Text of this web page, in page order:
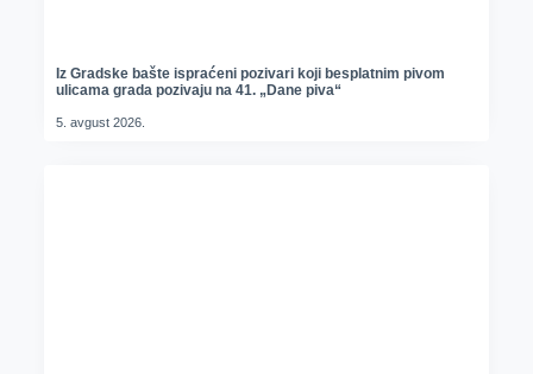
Iz Gradske bašte ispraćeni pozivari koji besplatnim pivom
ulicama grada pozivaju na 41. „Dane piva“
5. avgust 2026.